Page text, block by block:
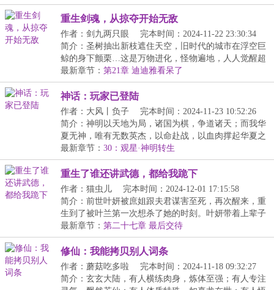
重生剑魂，从掠夺开始无敌
作者：剑九两只眼
完本时间：2024-11-22 23:30:34
简介：圣树抽出新枝遮住天空，旧时代的城市在浮空巨
鲸的身下颤栗…这是万物进化，怪物遍地，人人觉醒超
凡...
最新章节： 第21章 迪迪雅看呆了
神话：玩家已登陆
作者：大风丨负子
完本时间：2024-11-23 10:52:26
简介：神明以天地为局，诸国为棋，争道诸天；而我华
夏无神，唯有无数英杰，以命赴战，以血肉撑起华夏之
天...
最新章节： 30：观星·神明转生
重生了谁还讲武德，都给我跪下
作者：猫虫儿
完本时间：2024-12-01 17:15:58
简介：前世叶妍被庶姐跟夫君谋害至死，再次醒来，重
生到了被叶兰第一次想杀了她的时刻。叶妍带着上辈子
的...
最新章节： 第二十七章 最后交待
修仙：我能拷贝别人词条
作者：蘑菇吃多啦
完本时间：2024-11-18 09:32:27
简介：玄玄大陆，有人横练肉身，炼体至强；有人专注